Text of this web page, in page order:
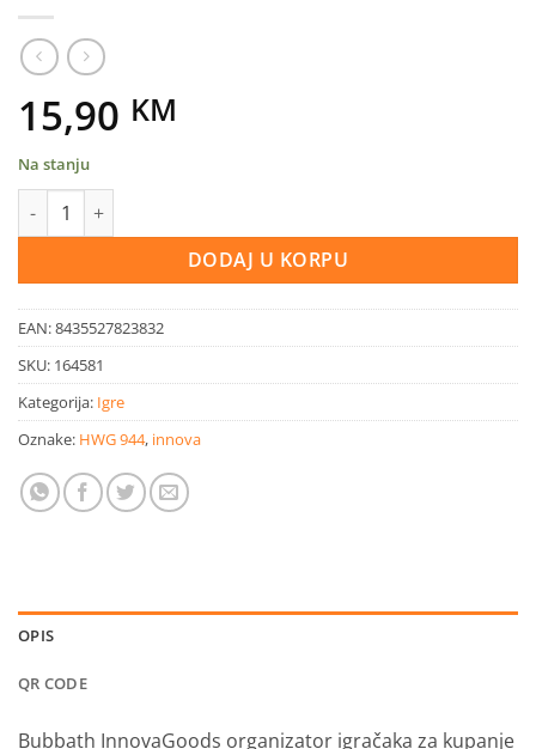
15,90 KM
Na stanju
Organizer igračaka za kupatilo Bubbath 2 kom količina
DODAJ U KORPU
EAN:8435527823832
SKU: 164581
Kategorija: Igre
Oznake: HWG 944, innova
OPIS
QR CODE
Bubbath InnovaGoods organizator igračaka za kupanje